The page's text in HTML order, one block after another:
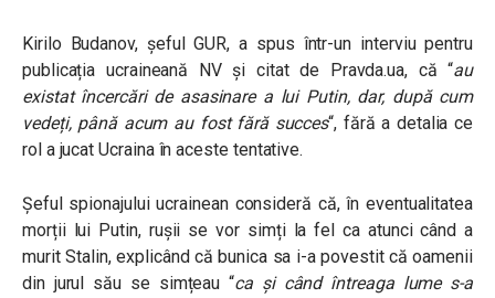
Kirilo Budanov, șeful GUR, a spus într-un interviu pentru
publicația ucraineană NV și citat de Pravda.ua, că “au
existat încercări de asasinare a lui Putin, dar, după cum
vedeți, până acum au fost fără succes“, fără a detalia ce
rol a jucat Ucraina în aceste tentative.
Șeful spionajului ucrainean consideră că, în eventualitatea
morții lui Putin, rușii se vor simți la fel ca atunci când a
murit Stalin, explicând că bunica sa i-a povestit că oamenii
din jurul său se simțeau “ca și când întreaga lume s-a